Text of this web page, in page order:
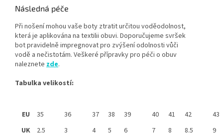
Následná péče
Při nošení mohou vaše boty ztratit určitou voděodolnost,
která je aplikována na textilii obuvi. Doporučujeme svršek
bot pravidelně impregnovat pro zvýšení odolnosti vůči
vodě a nečistotám. Veškeré přípravky pro péči o obuv
naleznete zde.
Tabulka velikostí:
EU 35 36 37 38 39 40 41 42
43
UK
2.5 3 4 5 6 7 8 8.5
9